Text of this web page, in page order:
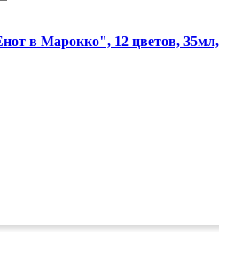
в Марокко", 12 цветов, 35мл,